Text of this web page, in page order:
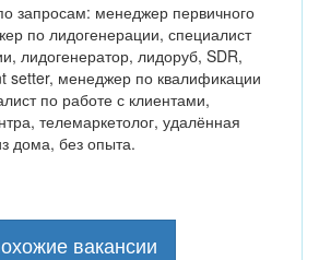
запросам: менеджер первичного
по лидогенерации, специалист
лидогенератор, лидоруб, SDR,
setter, менеджер по квалификации
по работе с клиентами,
телемаркетолог, удалённая
дома, без опыта.
вакансии